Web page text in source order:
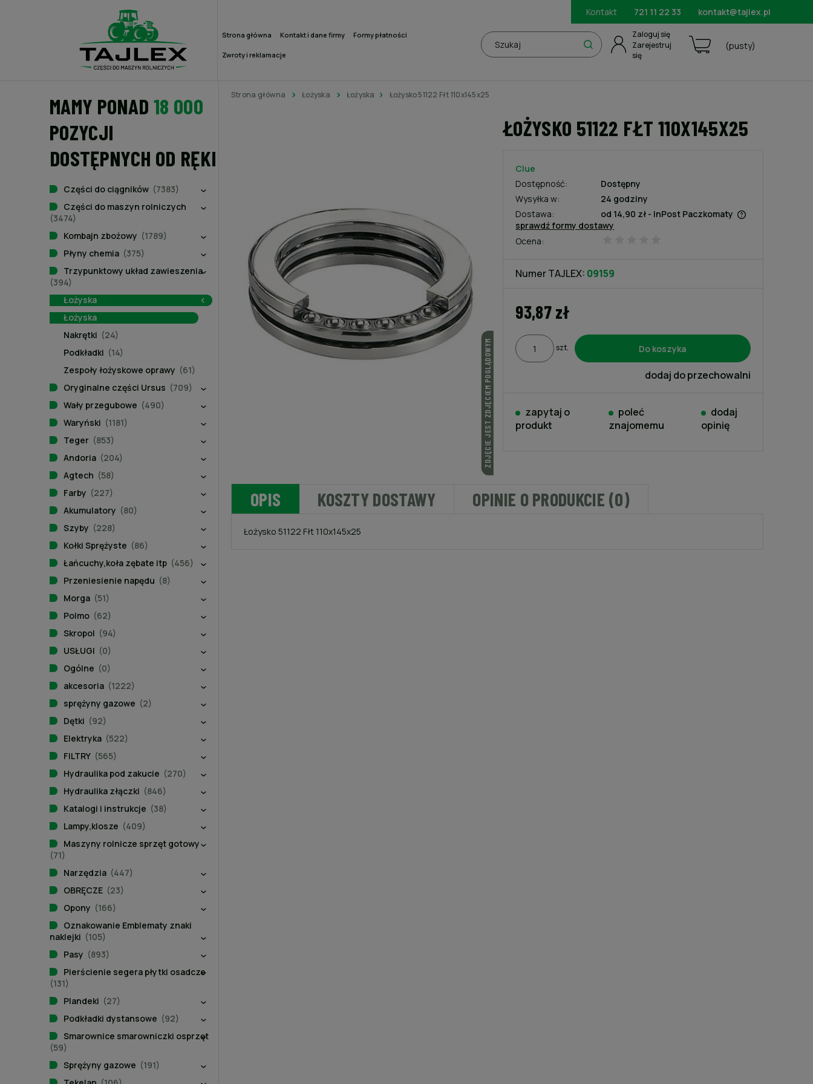
Kontakt 721 11 22 33 kontakt@tajlex.pl
Strona główna Kontakt i dane firmy Formy płatności
Zwroty i reklamacje
(pusty)
Zarejestruj
się
Zaloguj się
MAMY PONAD 18 000
POZYCJI
DOSTĘPNYCH OD RĘKI
Części do ciągników (7383)
Części do maszyn rolniczych
(3474)
Kombajn zbożowy (1789)
Płyny chemia (375)
Trzypunktowy układ zawieszenia
(394)
Łożyska
Łożyska
Nakrętki (24)
Podkładki (14)
Zespoły łożyskowe oprawy (61)
Oryginalne części Ursus (709)
Wały przegubowe (490)
Waryński (1181)
Teger (853)
Andoria (204)
Agtech (58)
Farby (227)
Akumulatory (80)
Szyby (228)
Kołki Sprężyste (86)
Łańcuchy,koła zębate itp (456)
Przeniesienie napędu (8)
Morga (51)
Polmo (62)
Skropol (94)
USŁUGI (0)
Ogólne (0)
akcesoria (1222)
sprężyny gazowe (2)
Dętki (92)
Elektryka (522)
FILTRY (565)
Hydraulika pod zakucie (270)
Hydraulika złączki (846)
Katalogi i instrukcje (38)
Lampy,klosze (409)
Maszyny rolnicze sprzęt gotowy
(71)
Narzędzia (447)
OBRĘCZE (23)
Opony (166)
Oznakowanie Emblematy znaki
naklejki (105)
Pasy (893)
Pierścienie segera płytki osadcze
(131)
Plandeki (27)
Podkładki dystansowe (92)
Smarownice smarowniczki osprzęt
(59)
Sprężyny gazowe (191)
Strona główna Łożyska Łożyska Łożysko 51122 Fłt 110x145x25
ŁOŻYSKO 51122 FŁT 110X145X25
ZDJĘCIE JEST ZDJĘCIEM POGLĄDOWYM
Ocena:
Clue
Dostępność:
Dostępny
Wysyłka w:
24 godziny
Dostawa:
od 14,90 zł - InPost Paczkomaty
sprawdź formy dostawy
Numer TAJLEX: 09159
93,87 zł
szt. Do koszyka
dodaj do przechowalni
zapytaj o
produkt
poleć
znajomemu
dodaj
opinię
OPIS KOSZTY DOSTAWY OPINIE O PRODUKCIE (0)
Łożysko 51122 Fłt 110x145x25